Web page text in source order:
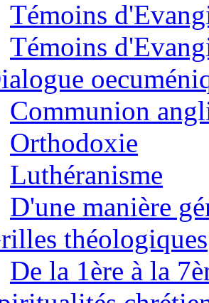
Témoins
Témoins
Communion
Orthodoxie
Luthéranisme
D'une manière
théologiques
De la 1ère à la